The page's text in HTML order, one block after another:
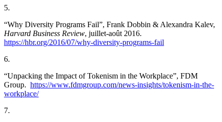
5.
“Why Diversity Programs Fail”, Frank Dobbin & Alexandra Kalev,
Harvard Business Review, juillet-août 2016.
https://hbr.org/2016/07/why-diversity-programs-fail
6.
“Unpacking the Impact of Tokenism in the Workplace”, FDM
Group. https://www.fdmgroup.com/news-insights/tokenism-in-the-
workplace/
7.